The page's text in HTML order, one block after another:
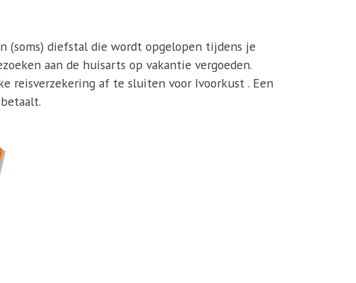
(soms) diefstal die wordt opgelopen tijdens je
aan de huisarts op vakantie vergoeden.
reisverzekering af te sluiten voor Ivoorkust . Een